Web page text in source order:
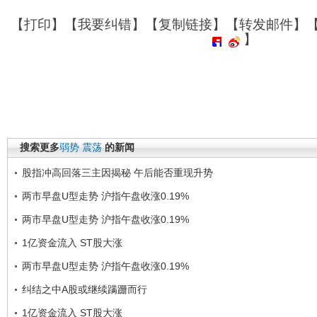
【打印】【我要纠错】【复制链接】【转发邮件】
】
搜索更多弱势 震荡 的新闻
股指冲高回落三主因揭秘 午后能否重现升势
两市早盘U型走势 沪指午盘收涨0.19%
两市早盘U型走势 沪指午盘收涨0.19%
1亿资金流入 ST股大涨
两市早盘U型走势 沪指午盘收涨0.19%
纠结之中A股或继续蹒跚而行
1亿资金流入 ST股大涨